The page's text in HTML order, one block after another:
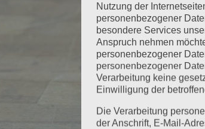
Nutzung der
personenbezogener
besondere Services
Anspruch nehmen
personenbezogener
personenbezogener
Verarbeitung keine
Einwilligung der
Die Verarbeitung
der Anschrift, E-Mail-